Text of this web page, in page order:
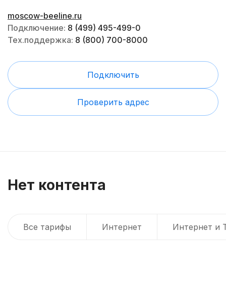
moscow-beeline.ru
Подключение: 8 (499) 495-499-0
Тех.поддержка: 8 (800) 700-8000
Подключить
Проверить адрес
Нет контента
Все тарифы Интернет Интернет и